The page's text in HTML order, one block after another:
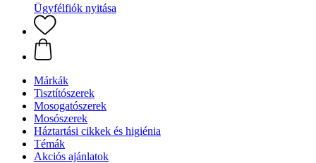
Ügyfélfiók nyitása
Márkák
Tisztítószerek
Mosogatószerek
Mosószerek
Háztartási cikkek és higiénia
Témák
Akciós ajánlatok